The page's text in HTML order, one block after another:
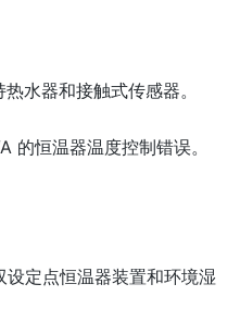
水器和接触式传感器。
的恒温器温度控制错误。
设定点恒温器装置和环境湿